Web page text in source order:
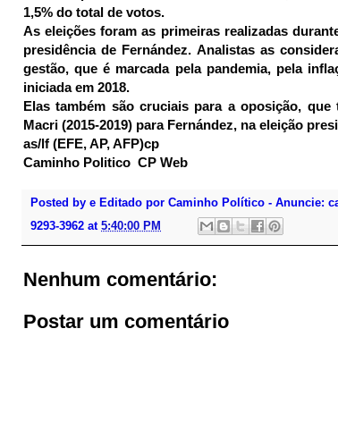
1,5% do total de votos.
As eleições foram as primeiras realizadas
presidência de Fernández. Analistas as
gestão, que é marcada pela pandemia, pela
iniciada em 2018.
Elas também são cruciais para a oposição,
Macri (2015-2019) para Fernández, na eleição
as/lf (EFE, AP, AFP)cp
Caminho Politico CP Web
Posted by e Editado por Caminho Político - Anuncie:
9293-3962 at 5:40:00 PM
Nenhum comentário:
Postar um comentário